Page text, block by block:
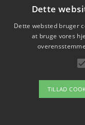
Dette
Dette websted bruger
at bruge vores
TILLAD